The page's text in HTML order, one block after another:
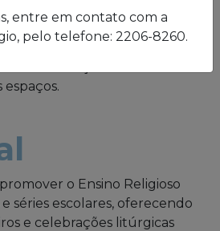
Física e Biologia; salas
biblioteca; cybersala;
esportivo; piscina
espaços.
o Ensino Religioso
séries escolares, oferecendo
e celebrações litúrgicas
entre em contato com a
pelo telefone: 2206-8260.